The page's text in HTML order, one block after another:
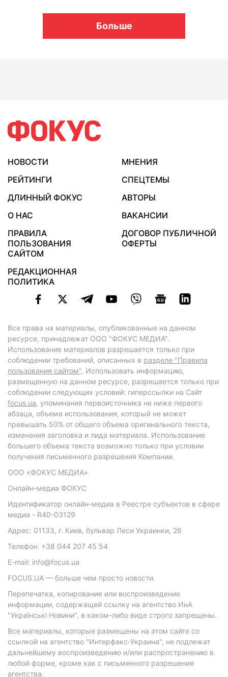
Больше
НОВОСТИ
МНЕНИЯ
РЕЙТИНГИ
СПЕЦТЕМЫ
ДЛИННЫЙ ФОКУС
АВТОРЫ
О НАС
ВАКАНСИИ
ПРАВИЛА
ПОЛЬЗОВАНИЯ
САЙТОМ
ДОГОВОР ПУБЛИЧНОЙ
ОФЕРТЫ
РЕДАКЦИОННАЯ
ПОЛИТИКА
Все права на материалы, опубликованные на данном
ресурсе, принадлежат ООО "ФОКУС МЕДИА".
Использование материалов разрешается только при
соблюдении требований, описанных в разделе "Правила
пользования сайтом". Использовать информацию,
размещенную на данном ресурсе, разрешается только при
соблюдении следующих условий: гиперссылки на Сайт
focus.ua, упоминания первоисточника не ниже первого
абзаца, объема использования, который не может
превышать 50% от общего объема оригинального текста,
изменения заголовка и лида материала. Использование
большего объема текста возможно только при условии
получения письменного разрешения Компании.
ООО «ФОКУС МЕДИА»
Онлайн-медиа ФОКУС
Идентификатор онлайн-медиа в Реестре субъектов в сфере
медиа - R40-03129
Адрес: 01133, г. Киев, бульвар Леси Украинки, 26
Телефон: +38 044 207 45 54
E-mail: info@focus.ua
FOCUS.UA — больше чем просто новости.
Перепечатка, копирование или воспроизведение
информации, содержащей ссылку на агентство ИнА
"Українські Новини", в каком-либо виде строго запрещены.
Все материалы, которые размещены на этом сайте со
ссылкой на агентство "Интерфакс-Украина", не подлежат
дальнейшему воспроизведению и/или распространению в
любой форме, кроме как с письменного разрешения
агентства.